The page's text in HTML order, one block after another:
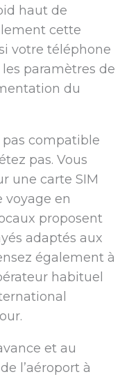
haut de
cette
votre téléphone
paramètres de
du
pas compatible
pas. Vous
une carte SIM
voyage en
proposent
adaptés aux
également à
habituel
et au
l’aéroport à